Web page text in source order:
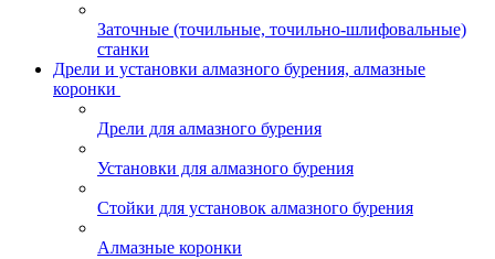
Заточные (точильные, точильно-шлифовальные)
станки
Дрели и установки алмазного бурения, алмазные
коронки
Дрели для алмазного бурения
Установки для алмазного бурения
Стойки для установок алмазного бурения
Алмазные коронки